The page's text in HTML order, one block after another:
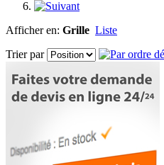
Afficher en: Grille Liste
Trier par